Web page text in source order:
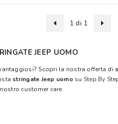
1 di 1
JEEP UOMO
Scopri la nostra offerta di
stringate Jeep uomo su Step By
customer care.